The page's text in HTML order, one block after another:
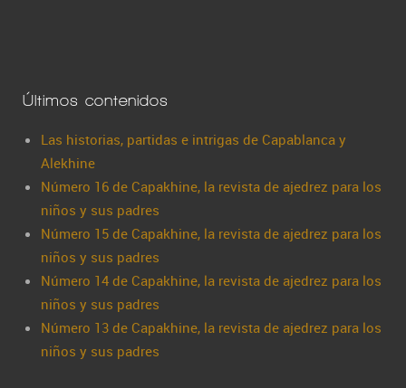
Últimos contenidos
Las historias, partidas e intrigas de Capablanca y
Alekhine
Número 16 de Capakhine, la revista de ajedrez para los
niños y sus padres
Número 15 de Capakhine, la revista de ajedrez para los
niños y sus padres
Número 14 de Capakhine, la revista de ajedrez para los
niños y sus padres
Número 13 de Capakhine, la revista de ajedrez para los
niños y sus padres